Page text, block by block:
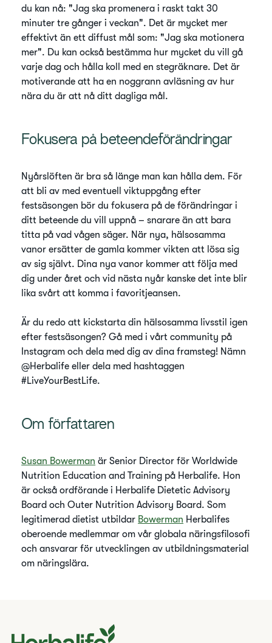
du kan nå: "Jag ska promenera i raskt takt 30
minuter tre gånger i veckan". Det är mycket mer
effektivt än ett diffust mål som: "Jag ska motionera
mer". Du kan också bestämma hur mycket du vill gå
varje dag och hålla koll med en stegräknare. Det är
motiverande att ha en noggrann avläsning av hur
nära du är att nå ditt dagliga mål.
Fokusera på beteendeförändringar
Nyårslöften är bra så länge man kan hålla dem. För
att bli av med eventuell viktuppgång efter
festsäsongen bör du fokusera på de förändringar i
ditt beteende du vill uppnå – snarare än att bara
titta på vad vågen säger. När nya, hälsosamma
vanor ersätter de gamla kommer vikten att lösa sig
av sig självt. Dina nya vanor kommer att följa med
dig under året och vid nästa nyår kanske det inte blir
lika svårt att komma i favoritjeansen.
Är du redo att kickstarta din hälsosamma livsstil igen
efter festsäsongen? Gå med i vårt community på
Instagram och dela med dig av dina framsteg! Nämn
@Herbalife eller dela med hashtaggen
#LiveYourBestLife.
Om författaren
Susan Bowerman är Senior Director för Worldwide
Nutrition Education and Training på Herbalife. Hon
är också ordförande i Herbalife Dietetic Advisory
Board och Outer Nutrition Advisory Board. Som
legitimerad dietist utbildar Bowerman Herbalifes
oberoende medlemmar om vår globala näringsfilosofi
och ansvarar för utvecklingen av utbildningsmaterial
om näringslära.